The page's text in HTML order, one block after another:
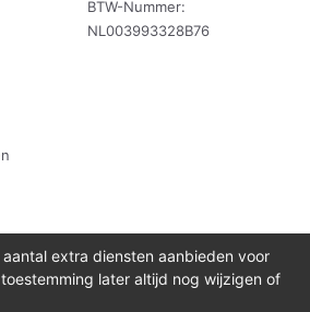
BTW-Nummer:
NL003993328B76
aantal extra diensten aanbieden voor
later altijd nog wijzigen of